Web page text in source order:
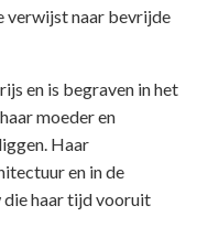
verwijst naar bevrijde
en is begraven in het
moeder en
Haar
en in de
die haar tijd vooruit